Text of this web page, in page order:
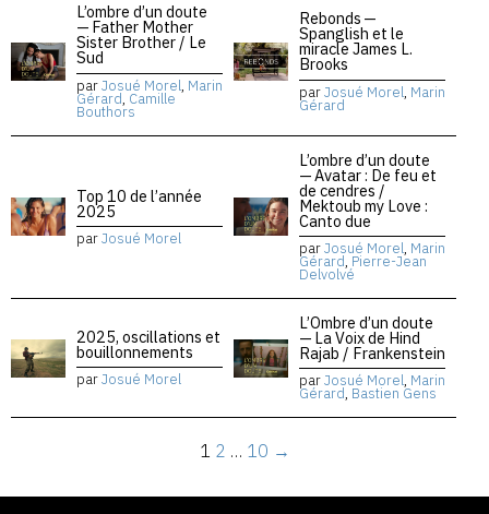
L’ombre d’un doute
— Father Mother
Sister Brother / Le
Sud
parJosué Morel, Marin
Gérard, Camille
Bouthors
Rebonds —
Spanglish et le
miracle James L.
Brooks
parJosué Morel, Marin
Gérard
Top 10 de l’année
2025
parJosué Morel
L’ombre d’un doute
— Avatar : De feu et
de cendres /
Mektoub my Love :
Canto due
parJosué Morel, Marin
Gérard, Pierre-Jean
Delvolvé
2025, oscillations et
bouillonnements
parJosué Morel
L’Ombre d’un doute
— La Voix de Hind
Rajab / Frankenstein
parJosué Morel, Marin
Gérard, Bastien Gens
1 2 … 10 →